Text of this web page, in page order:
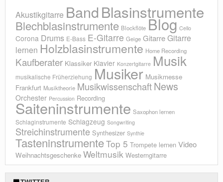
Akustikgitarre BandBlasinstrumente
Blechblasinstrumente Blockflöte Blog Cello
Corona Drums E-Bass E-Gitarre Geige GitarreGitarre
lernen Holzblasinstrumente Home Recording
Kaufberater Klassiker Klavier Konzertgitarre Musik
musikalische Früherziehung Musiker Musikmesse
Frankfurt Musiktheorie MusikwissenschaftNews
Orchester Percussion Recording
Saiteninstrumente Saxophon lernen
Schlaginstrumente Schlagzeug Songwriting
Streichinstrumente Synthesizer Synthie
TasteninstrumenteTop 5 Trompete lernen Video
Weihnachtsgeschenke Weltmusik Westerngitarre